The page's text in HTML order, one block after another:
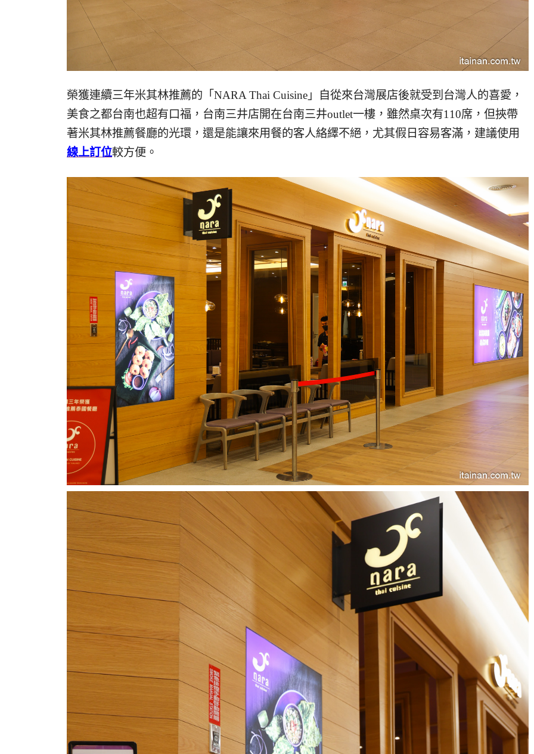
榮獲連續三年米其林推薦的「NARA Thai Cuisine」自從來台灣展店後就受到台灣人的喜愛，
美食之都台南也超有口福，台南三井店開在台南三井outlet一樓，雖然桌次有110席，但挾帶
著米其林推薦餐廳的光環，還是能讓來用餐的客人絡繹不絕，尤其假日容易客滿，建議使用
線上訂位較方便。